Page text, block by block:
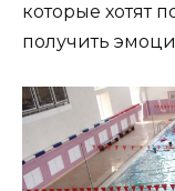
которые хотят
получить